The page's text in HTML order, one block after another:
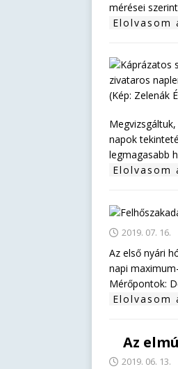
mérései
napok
legmagasabb
2019. 07. 16.
Az első nyári
napi
Mérőpontok:
Az
2019. 06. 13.